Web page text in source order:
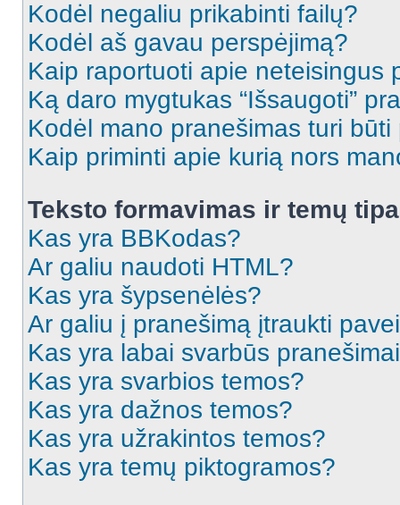
Kodėl negaliu prikabinti failų?
Kodėl aš gavau perspėjimą?
Kaip raportuoti apie neteisingus
Ką daro mygtukas “Išsaugoti”
Kodėl mano pranešimas turi būti
Kaip priminti apie kurią nors
Teksto formavimas ir temų
Kas yra BBKodas?
Ar galiu naudoti HTML?
Kas yra šypsenėlės?
Ar galiu į pranešimą įtraukti
Kas yra labai svarbūs
Kas yra svarbios temos?
Kas yra dažnos temos?
Kas yra užrakintos temos?
Kas yra temų piktogramos?